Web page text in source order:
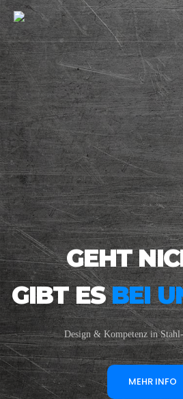
GEHT
GIBT ESBEI
Design & Kompetenz in
MEHR INFO